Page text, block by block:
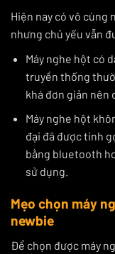
Hiện nay có vô cùng
nhưng chủ yếu vẫn
Máy nghe hột có
truyền thống
khá đơn giản nên
Máy nghe hột
đại đã được tinh
bằng bluetooth
sử dụng.
Mẹo chọn máy
newbie
Để chọn được máy